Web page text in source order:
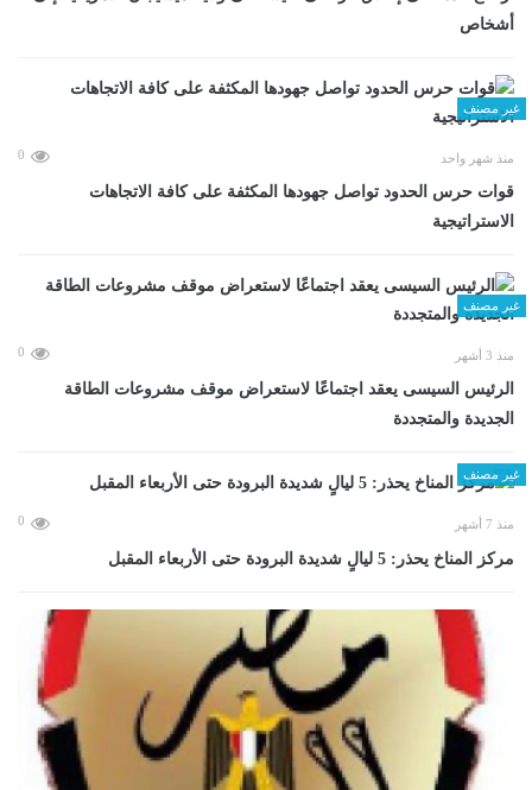
أشخاص
غير مصنف
منذ شهر واحد 0
قوات حرس الحدود تواصل جهودها المكثفة على كافة الاتجاهات
الاستراتيجية
غير مصنف
منذ 3 أشهر 0
الرئيس السيسى يعقد اجتماعًا لاستعراض موقف مشروعات الطاقة
الجديدة والمتجددة
غير مصنف
منذ 7 أشهر 0
مركز المناخ يحذر: 5 ليالٍ شديدة البرودة حتى الأربعاء المقبل